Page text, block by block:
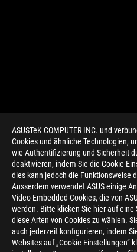
ASUSTeK COMPUTER INC. und
Cookies und ähnliche Technologien,
wie Authentifizierung und Sicherheit
deaktivieren, indem Sie die Cookie-
dies kann jedoch die Funktionsweise
Ausserdem verwendet ASUS einige
Video-Embedded-Cookies, die von
werden. Bitte klicken Sie hier auf
diese Arten von Cookies zu wählen.
auch jederzeit konfigurieren, indem
Websites auf „Cookie-Einstellungen“
> GAMING NVIDIA GEFORCE